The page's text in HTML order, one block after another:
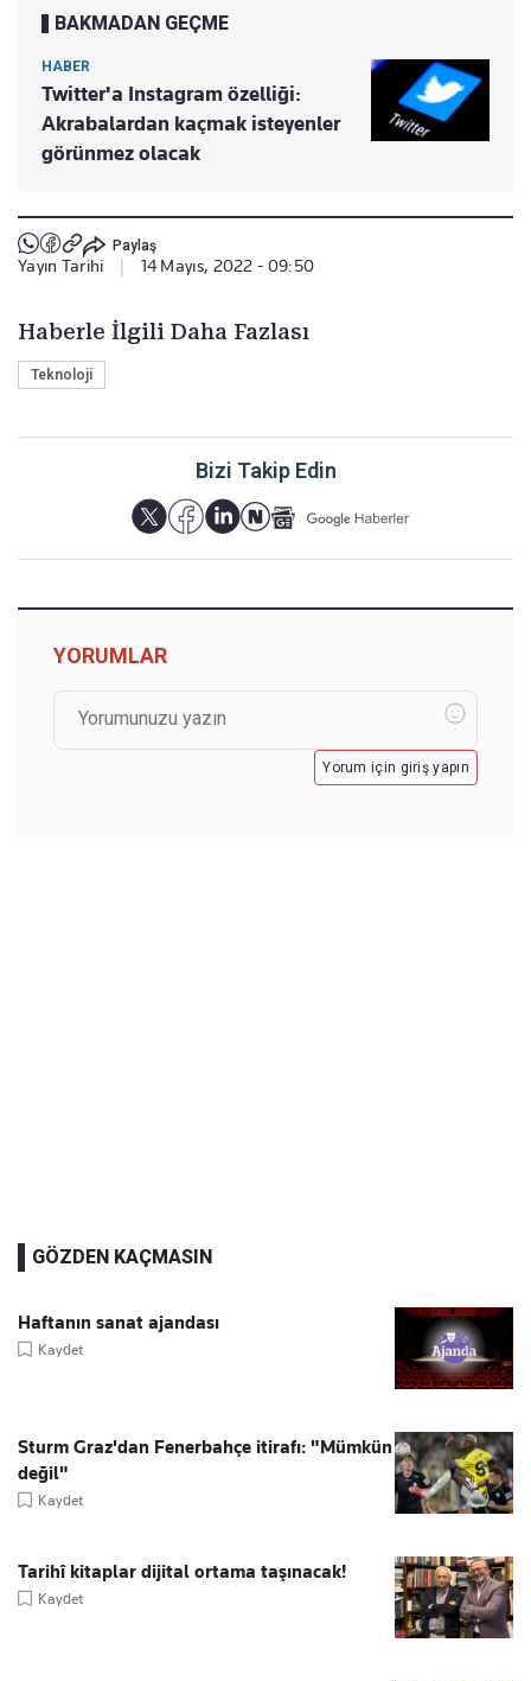
BAKMADAN GEÇME
HABER
Twitter'a Instagram özelliği:
Akrabalardan kaçmak isteyenler
görünmez olacak
Paylaş
Yayın Tarihi 14 Mayıs, 2022 - 09:50
Haberle İlgili Daha Fazlası
Teknoloji
Bizi Takip Edin
YORUMLAR
Yorum için giriş yapın
GÖZDEN KAÇMASIN
Haftanın sanat ajandası
Kaydet
Sturm Graz'dan Fenerbahçe itirafı: "Mümkün
değil"
Kaydet
Tarihî kitaplar dijital ortama taşınacak!
Kaydet